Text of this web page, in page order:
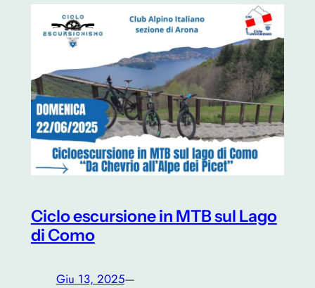
Ciclo escursione in MTB sul Lago
di Como
Giu 13, 2025—